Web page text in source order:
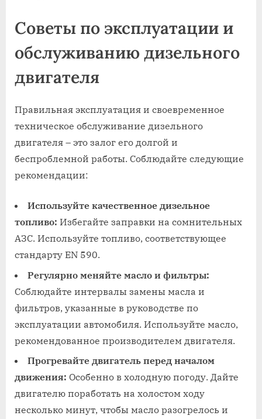
Советы по эксплуатации и
обслуживанию дизельного
двигателя
Правильная эксплуатация и своевременное
техническое обслуживание дизельного
двигателя – это залог его долгой и
беспроблемной работы. Соблюдайте следующие
рекомендации:
Используйте качественное дизельное
топливо: Избегайте заправки на сомнительных
АЗС. Используйте топливо, соответствующее
стандарту EN 590.
Регулярно меняйте масло и фильтры:
Соблюдайте интервалы замены масла и
фильтров, указанные в руководстве по
эксплуатации автомобиля. Используйте масло,
рекомендованное производителем двигателя.
Прогревайте двигатель перед началом
движения: Особенно в холодную погоду. Дайте
двигателю поработать на холостом ходу
несколько минут, чтобы масло разогрелось и